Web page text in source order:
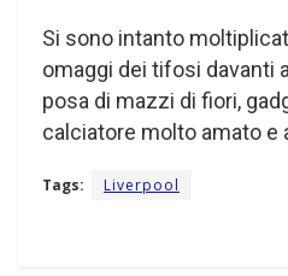
Si sono intanto
omaggi dei tifosi davanti
posa di mazzi di fiori,
calciatore molto amato e
Tags: Liverpool